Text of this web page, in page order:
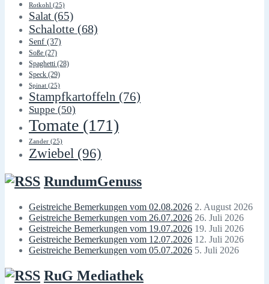
Rotkohl (25)
Salat (65)
Schalotte (68)
Senf (37)
Soße (27)
Spaghetti (28)
Speck (29)
Spinat (25)
Stampfkartoffeln (76)
Suppe (50)
Tomate (171)
Zander (25)
Zwiebel (96)
RundumGenuss
Geistreiche Bemerkungen vom 02.08.2026 2. August 2026
Geistreiche Bemerkungen vom 26.07.2026 26. Juli 2026
Geistreiche Bemerkungen vom 19.07.2026 19. Juli 2026
Geistreiche Bemerkungen vom 12.07.2026 12. Juli 2026
Geistreiche Bemerkungen vom 05.07.2026 5. Juli 2026
RuG Mediathek